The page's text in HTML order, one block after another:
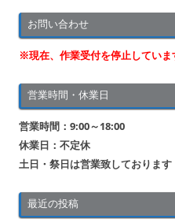
お問い合わせ
※現在、作業受付を停止していま
営業時間・休業日
営業時間：9:00～18:00
休業日：不定休
土日・祭日は営業致しております
最近の投稿